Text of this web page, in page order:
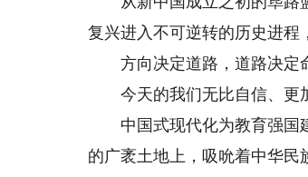
复兴进入不可逆转的历史进程
方向决定道路，道路决定命
今天的我们无比自信、更加
中国式现代化为教育强国建
的广袤土地上，吸吮着中华民